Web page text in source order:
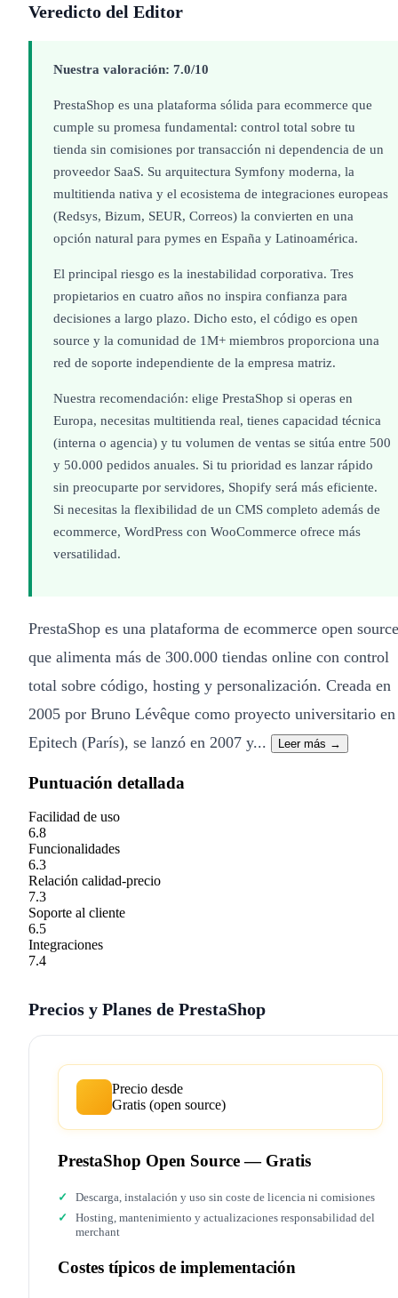
Veredicto del Editor
Nuestra valoración: 7.0/10
PrestaShop es una plataforma sólida para ecommerce que
cumple su promesa fundamental: control total sobre tu
tienda sin comisiones por transacción ni dependencia de un
proveedor SaaS. Su arquitectura Symfony moderna, la
multitienda nativa y el ecosistema de integraciones europeas
(Redsys, Bizum, SEUR, Correos) la convierten en una
opción natural para pymes en España y Latinoamérica.
El principal riesgo es la inestabilidad corporativa. Tres
propietarios en cuatro años no inspira confianza para
decisiones a largo plazo. Dicho esto, el código es open
source y la comunidad de 1M+ miembros proporciona una
red de soporte independiente de la empresa matriz.
Nuestra recomendación: elige PrestaShop si operas en
Europa, necesitas multitienda real, tienes capacidad técnica
(interna o agencia) y tu volumen de ventas se sitúa entre 500
y 50.000 pedidos anuales. Si tu prioridad es lanzar rápido
sin preocuparte por servidores, Shopify será más eficiente.
Si necesitas la flexibilidad de un CMS completo además de
ecommerce, WordPress con WooCommerce ofrece más
versatilidad.
PrestaShop es una plataforma de ecommerce open source
que alimenta más de 300.000 tiendas online con control
total sobre código, hosting y personalización. Creada en
2005 por Bruno Lévêque como proyecto universitario en
Epitech (París), se lanzó en 2007 y...
Leer más →
Puntuación detallada
Facilidad de uso
6.8
Funcionalidades
6.3
Relación calidad-precio
7.3
Soporte al cliente
6.5
Integraciones
7.4
Precios y Planes de PrestaShop
Precio desde
Gratis (open source)
PrestaShop Open Source — Gratis
Descarga, instalación y uso sin coste de licencia ni comisiones
Hosting, mantenimiento y actualizaciones responsabilidad del
merchant
Costes típicos de implementación